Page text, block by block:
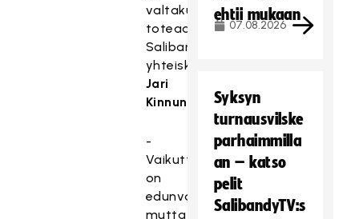
valtakunnallisesti,
toteaa
Salibandyliiton
yhteiskuntasuhdejohtaja
Jari
Kinnunen
-
Vaikuttaminen
on
edunvalvontaa,
mutta
ehtii mukaan
07.08.2026
Syksyn
turnausvilske
parhaimmilla
an – katso
pelit
SalibandyTV:s